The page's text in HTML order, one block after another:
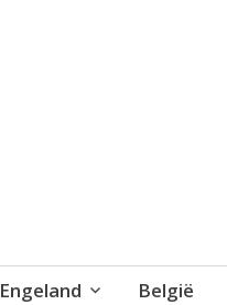
Engeland België